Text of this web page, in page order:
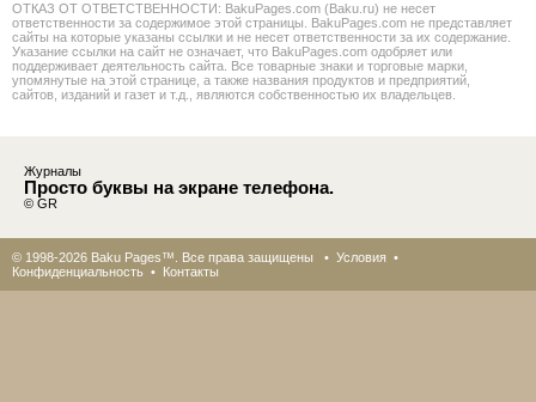
ОТКАЗ ОТ ОТВЕТСТВЕННОСТИ: BakuPages.com (Baku.ru) не несет
ответственности за содержимое этой страницы. BakuPages.com не представляет
сайты на которые указаны ссылки и не несет ответственности за их содержание.
Указание ссылки на сайт не означает, что BakuPages.com одобряет или
поддерживает деятельность сайта. Все товарные знаки и торговые марки,
упомянутые на этой странице, а также названия продуктов и предприятий,
сайтов, изданий и газет и т.д., являются собственностью их владельцев.
Журналы
Просто буквы на экране телефона.
© GR
© 1998-2026 Baku Pages™. Все права защищены • Условия •
Конфиденциальность • Контакты